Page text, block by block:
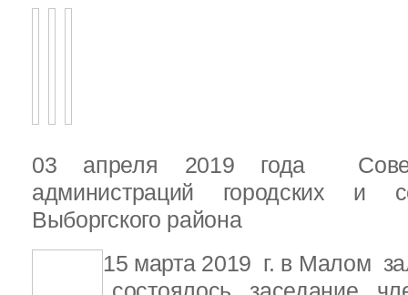
03 апреля 2019 года
администраций городских и
Выборгского района
15 марта 2019 г. в Малом